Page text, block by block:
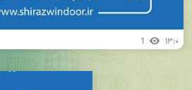
1 ۱۳:۰